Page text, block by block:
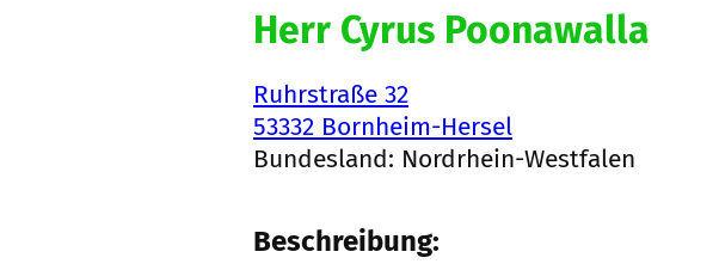
Herr Cyrus Poonawalla
Ruhrstraße 32
53332 Bornheim-Hersel
Bundesland: Nordrhein-Westfalen
Beschreibung: